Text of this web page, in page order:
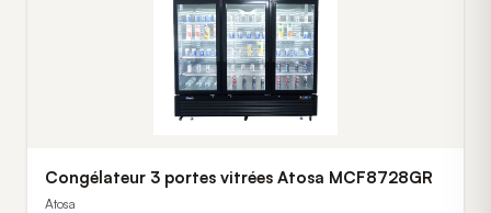
Congélateur 3 portes vitrées Atosa MCF8728GR
Atosa